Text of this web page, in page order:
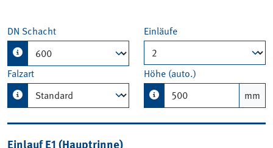
DN Schacht Einläufe
Falzart
Höhe (auto.)
mm
Einlauf E1 (Hauptrinne)